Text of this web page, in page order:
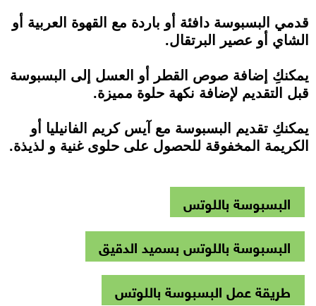
قدمي البسبوسة دافئة أو باردة مع القهوة العربية أو
الشاي أو عصير البرتقال.
يمكنكِ إضافة صوص القطر أو العسل إلى البسبوسة
قبل التقديم لإضافة نكهة حلوة مميزة.
يمكنكِ تقديم البسبوسة مع آيس كريم الفانيليا أو
الكريمة المخفوقة للحصول على حلوى غنية و لذيذة.
البسبوسة باللوتس
البسبوسة باللوتس بسميد الدقيق
طريقة عمل البسبوسة باللوتس